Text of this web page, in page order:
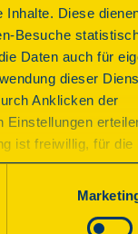
Inhalte. Diese
Besuche
Daten auch für
dieser
Anklicken der
Einstellungen
ist freiwillig, für die
Sie das
notwendig
Haus das Amt
den
ersten
Raiffeisen und